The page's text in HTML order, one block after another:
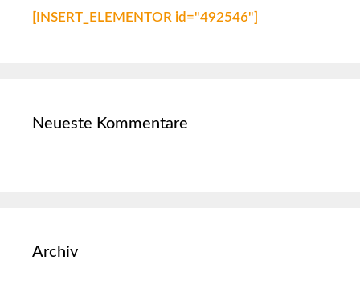
[INSERT_ELEMENTOR id="492546"]
Neueste Kommentare
Archiv